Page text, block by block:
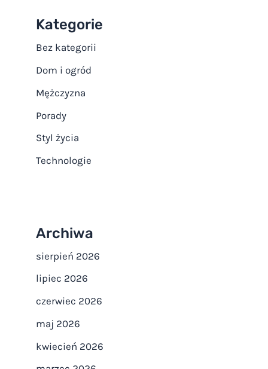
Kategorie
Bez kategorii
Dom i ogród
Mężczyzna
Porady
Styl życia
Technologie
Archiwa
sierpień 2026
lipiec 2026
czerwiec 2026
maj 2026
kwiecień 2026